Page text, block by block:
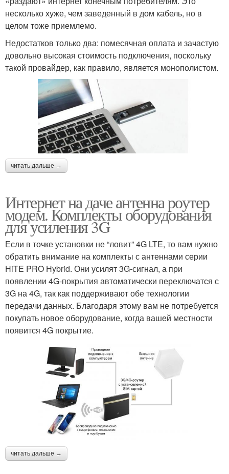
несколько хуже, чем заведенный в дом кабель, но в
целом тоже приемлемо.
Недостатков только два: помесячная оплата и зачастую
довольно высокая стоимость подключения, поскольку
такой провайдер, как правило, является монополистом.
читать дальше →
Интернет на даче антенна роутер
модем. Комплекты оборудования
для усиления 3G
Если в точке установки не “ловит” 4G LTE, то вам нужно
обратить внимание на комплекты с антеннами серии
HiTE PRO Hybrid. Они усилят 3G-сигнал, а при
появлении 4G-покрытия автоматически переключатся с
3G на 4G, так как поддерживают обе технологии
передачи данных. Благодаря этому вам не потребуется
покупать новое оборудование, когда вашей местности
появится 4G покрытие.
читать дальше →